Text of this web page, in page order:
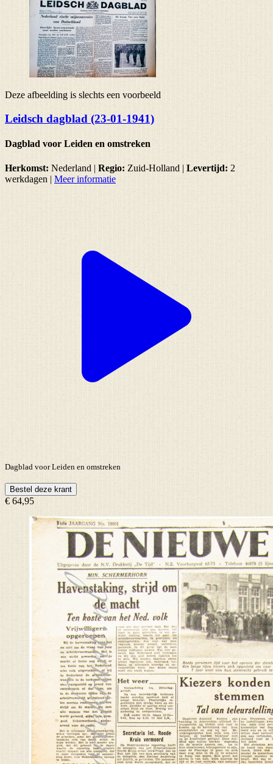
Deze afbeelding is slechts een voorbeeld
Leidsch dagblad (23-01-1941)
Dagblad voor Leiden en omstreken
Herkomst: Nederland | Regio: Zuid-Holland | Levertijd: 2
werkdagen | Meer informatie
Dagblad voor Leiden en omstreken
Bestel deze krant
€ 64,95